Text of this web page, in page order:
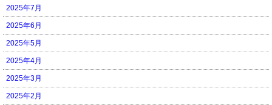
2025年7月
2025年6月
2025年5月
2025年4月
2025年3月
2025年2月